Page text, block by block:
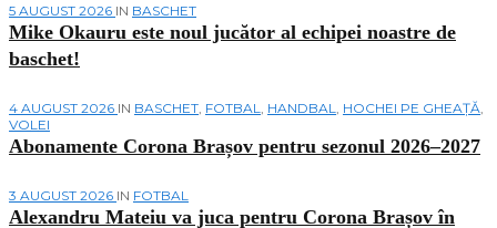
5 AUGUST 2026 IN BASCHET
Mike Okauru este noul jucător al echipei noastre de
baschet!
4 AUGUST 2026 IN BASCHET FOTBAL HANDBAL HOCHEI PE GHEAȚĂ
VOLEI
Abonamente Corona Brașov pentru sezonul 2026–2027
3 AUGUST 2026 IN FOTBAL
Alexandru Mateiu va juca pentru Corona Brașov în